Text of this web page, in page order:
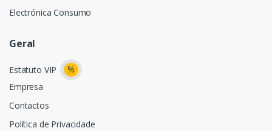
Electrónica Consumo
Geral
Estatuto VIP
%
Empresa
Contactos
Política de Privacidade